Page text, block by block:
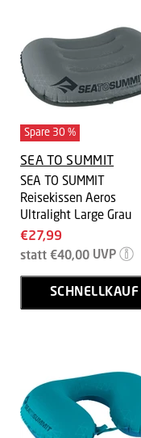
Spare 30 %
SEA TO SUMMIT
SEA TO SUMMIT
Reisekissen Aeros
Ultralight Large Grau
Aktueller
Preis
€27,99
Ursprünglicher
statt €40,00 UVP
SCHNELLKAUF